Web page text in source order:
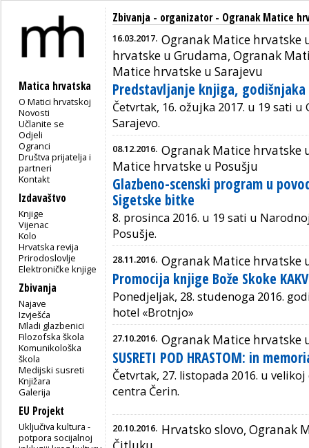
Matica hrvatska
O Matici hrvatskoj
Novosti
Učlanite se
Odjeli
Ogranci
Društva prijatelja i
partneri
Kontakt
Izdavaštvo
Knjige
Vijenac
Kolo
Hrvatska revija
Prirodoslovlje
Elektroničke knjige
Zbivanja
Najave
Izvješća
Mladi glazbenici
Filozofska škola
Komunikološka
škola
Medijski susreti
Knjižara
Galerija
EU Projekt
Uključiva kultura -
potpora socijalnoj
Zbivanja - organizator - Ogranak Matice
16.03.2017. Ogranak Matice hrvatske
hrvatske u Grudama, Ogranak
Matice hrvatske u Sarajevu
Predstavljanje knjiga,
Četvrtak, 16. ožujka 2017. u 19 sati
Sarajevo.
08.12.2016. Ogranak Matice hrvatske
Matice hrvatske u Posušju
Glazbeno-scenski program u
Sigetske bitke
8. prosinca 2016. u 19 sati u
Posušje.
28.11.2016. Ogranak Matice hrvatske
Promocija knjige Bože Skoke
Ponedjeljak, 28. studenoga 2016.
hotel «Brotnjo»
27.10.2016. Ogranak Matice hrvatske
SUSRETI POD HRASTOM: in
Četvrtak, 27. listopada 2016. u
centra Čerin.
20.10.2016. Hrvatsko slovo, Ogranak